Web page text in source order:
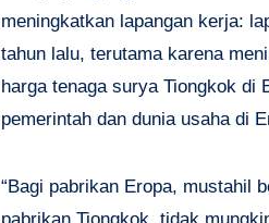
meningkatkan lapangan kerja:
tahun lalu, terutama karena
harga tenaga surya Tiongkok di
pemerintah dan dunia usaha di
“Bagi pabrikan Eropa, mustahil